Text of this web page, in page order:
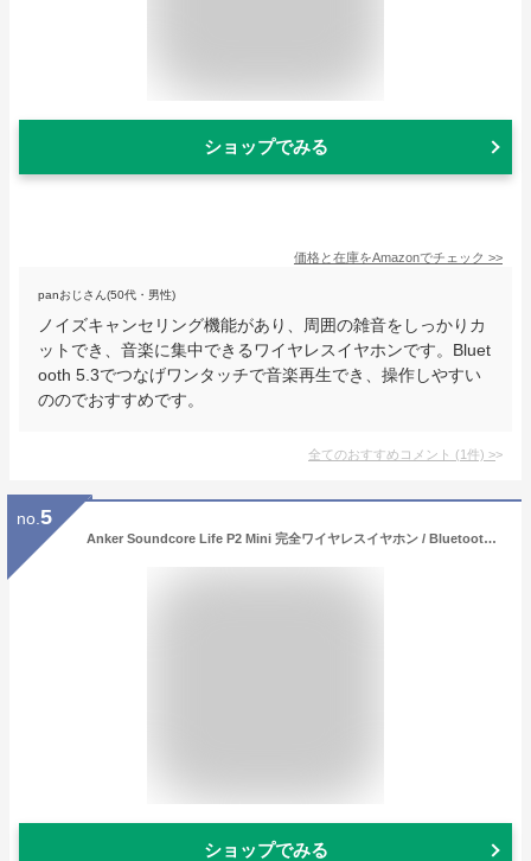
ショップでみる
価格と在庫をAmazonでチェック >>
panおじさん(50代・男性)
ノイズキャンセリング機能があり、周囲の雑音をしっかりカ
ットでき、音楽に集中できるワイヤレスイヤホンです。Bluet
ooth 5.3でつなげワンタッチで音楽再生でき、操作しやすい
ののでおすすめです。
全てのおすすめコメント (1件) >
no. 5
Anker Soundcore Life P2 Mini 完全ワイヤレスイヤホン / Bluetooth5.3対応 / IPX5防水規格 / 最大32時間音楽再生 / 専用アプリ対応 オフホワイト
ショップでみる